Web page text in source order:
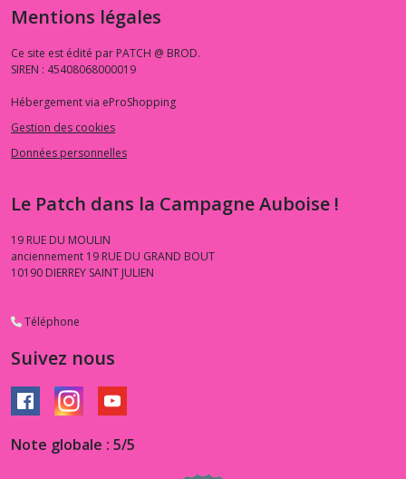
Mentions légales
Ce site est édité par PATCH @ BROD.
SIREN : 45408068000019
Hébergement via eProShopping
Gestion des cookies
Données personnelles
Le Patch dans la Campagne Auboise !
19 RUE DU MOULIN
anciennement 19 RUE DU GRAND BOUT
10190 DIERREY SAINT JULIEN
Téléphone
Suivez nous
Note globale : 5/5